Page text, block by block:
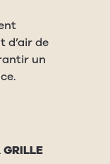
d’air de
un